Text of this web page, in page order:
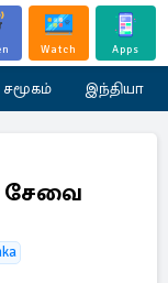
Watch Apps
சமூகம் இந்தியா
சேவை